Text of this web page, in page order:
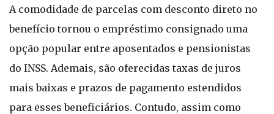
A comodidade de parcelas com desconto direto no
benefício tornou o empréstimo consignado uma
opção popular entre aposentados e pensionistas
do INSS. Ademais, são oferecidas taxas de juros
mais baixas e prazos de pagamento estendidos
para esses beneficiários. Contudo, assim como